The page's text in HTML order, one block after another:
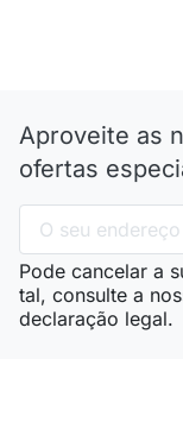
Aproveite as
ofertas
Pode cancelar a
tal, consulte a
declaração legal.